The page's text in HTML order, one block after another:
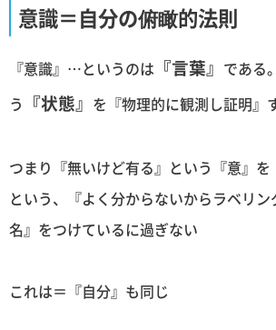
意識＝自分の俯瞰的法則
『意識』…というのは 『言葉』 である
う 『状態』 を『物理的に観測し証明』
つまり『無いけど有る』という『意』を
という、『よく分からないからラベリ
名』をつけているに過ぎない
これは＝『自分』も同じ